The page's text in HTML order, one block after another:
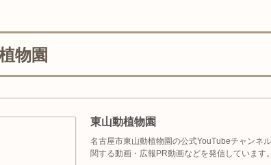
物園
東山動植物園
名古屋市東山動植物園の公式YouTubeチャンネ
関する動画・広報PR動画などを発信しています。